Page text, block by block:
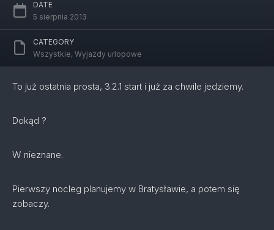
DATE
5 sierpnia 2013
CATEGORY
Wszystkie, Wyjazdy urlopowe
To już ostatnia prosta, 3.2.1 start i już za chwile jedziemy.
Dokąd ?
W nieznane.
Pierwszy nocleg planujemy w Bratysławie, a potem się
zobaczy.